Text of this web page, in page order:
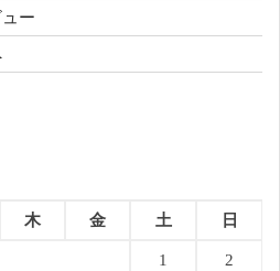
ー
木 金 土 日
1 2